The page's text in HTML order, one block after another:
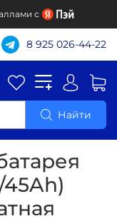
с
8 925 026-44-22
Найти